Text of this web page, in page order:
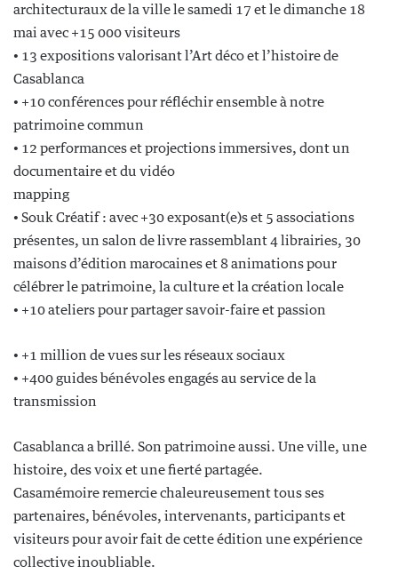
architecturaux de la ville le samedi 17 et le dimanche 18
mai avec +15 000 visiteurs
• 13 expositions valorisant l’Art déco et l’histoire de
Casablanca
• +10 conférences pour réfléchir ensemble à notre
patrimoine commun
• 12 performances et projections immersives, dont un
documentaire et du vidéo
mapping
• Souk Créatif : avec +30 exposant(e)s et 5 associations
présentes, un salon de livre rassemblant 4 librairies, 30
maisons d’édition marocaines et 8 animations pour
célébrer le patrimoine, la culture et la création locale
• +10 ateliers pour partager savoir-faire et passion
• +1 million de vues sur les réseaux sociaux
• +400 guides bénévoles engagés au service de la
transmission
Casablanca a brillé. Son patrimoine aussi. Une ville, une
histoire, des voix et une fierté partagée.
Casamémoire remercie chaleureusement tous ses
partenaires, bénévoles, intervenants, participants et
visiteurs pour avoir fait de cette édition une expérience
collective inoubliable.